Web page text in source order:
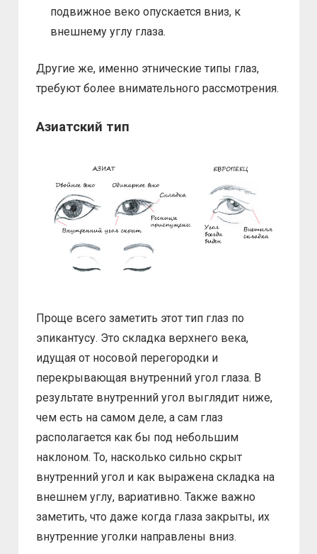
подвижное веко опускается вниз, к
внешнему углу глаза.
Другие же, именно этнические типы глаз,
требуют более внимательного рассмотрения.
Азиатский тип
Проще всего заметить этот тип глаз по
эпикантусу. Это складка верхнего века,
идущая от носовой перегородки и
перекрывающая внутренний угол глаза. В
результате внутренний угол выглядит ниже,
чем есть на самом деле, а сам глаз
располагается как бы под небольшим
наклоном. То, насколько сильно скрыт
внутренний угол и как выражена складка на
внешнем углу, вариативно. Также важно
заметить, что даже когда глаза закрыты, их
внутренние уголки направлены вниз.